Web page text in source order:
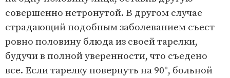
совершенно нетронутой. В другом случае
страдающий подобным заболеванием съест
ровно половину блюда из своей тарелки,
будучи в полной уверенности, что съедено
все. Если тарелку повернуть на 90°, больной